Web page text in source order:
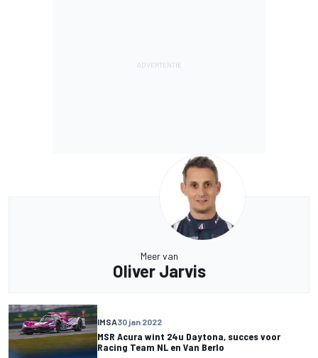
Meer van
Oliver Jarvis
IMSA30 jan 2022
MSR Acura wint 24u Daytona, succes voor
Racing Team NL en Van Berlo